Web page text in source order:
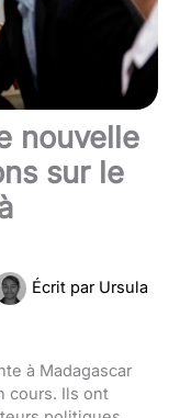
nouvelle
sur le
Écrit par Ursula
à Madagascar
cours. Ils ont